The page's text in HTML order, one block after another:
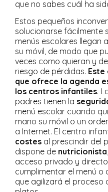
que no sabes cuál ha
Estos pequeños
solucionarse fácilmente
menús escolares llegan
su móvil, de modo que
veces como quieran y
riesgo de pérdidas. Este
que ofrece la agenda
los centros infantiles.
padres tienen la
menú escolar cuando
mano su móvil o un
a Internet. El centro
costes al prescindir del
dispone de nutricionista
acceso privado y
cumplimentar el menú o
que agilizará el proceso